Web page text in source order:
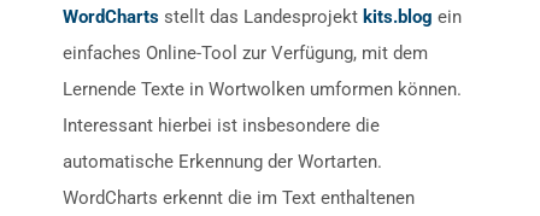
WordCharts stellt das Landesprojekt kits.blog ein
einfaches Online-Tool zur Verfügung, mit dem
Lernende Texte in Wortwolken umformen können.
Interessant hierbei ist insbesondere die
automatische Erkennung der Wortarten.
WordCharts erkennt die im Text enthaltenen